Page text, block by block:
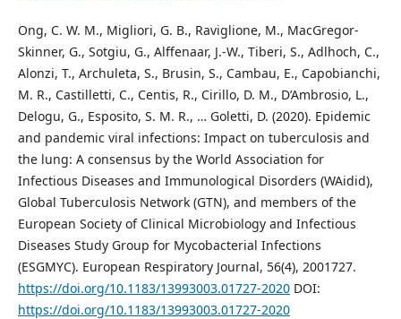
Ong, C. W. M., Migliori, G. B., Raviglione, M., MacGregor-
Skinner, G., Sotgiu, G., Alffenaar, J.-W., Tiberi, S., Adlhoch, C.,
Alonzi, T., Archuleta, S., Brusin, S., Cambau, E., Capobianchi,
M. R., Castilletti, C., Centis, R., Cirillo, D. M., D’Ambrosio, L.,
Delogu, G., Esposito, S. M. R., … Goletti, D. (2020). Epidemic
and pandemic viral infections: Impact on tuberculosis and
the lung: A consensus by the World Association for
Infectious Diseases and Immunological Disorders (WAidid),
Global Tuberculosis Network (GTN), and members of the
European Society of Clinical Microbiology and Infectious
Diseases Study Group for Mycobacterial Infections
(ESGMYC). European Respiratory Journal, 56(4), 2001727.
https://doi.org/10.1183/13993003.01727-2020DOI:
https://doi.org/10.1183/13993003.01727-2020